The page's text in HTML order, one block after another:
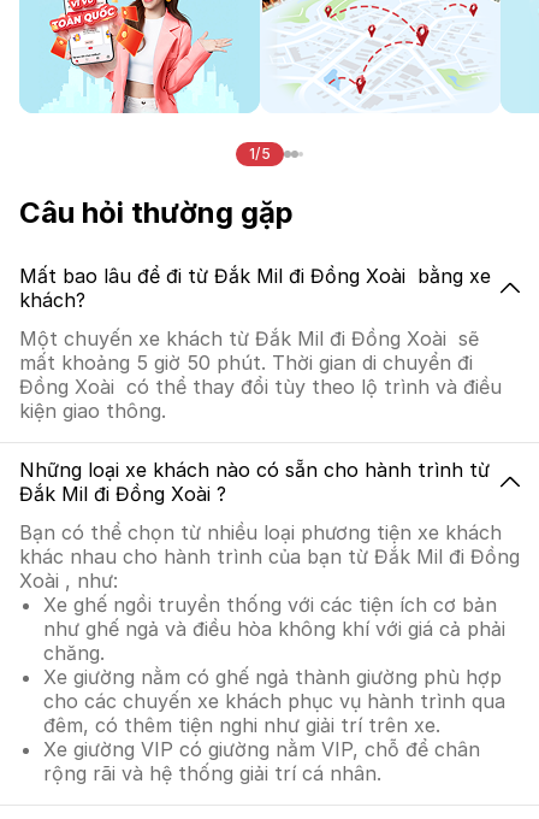
1/5
Câu hỏi thường gặp
Mất bao lâu để đi từ Đắk Mil đi Đồng Xoài bằng xe
khách?
Một chuyến xe khách từ Đắk Mil đi Đồng Xoài sẽ
mất khoảng 5 giờ 50 phút. Thời gian di chuyển đi
Đồng Xoài có thể thay đổi tùy theo lộ trình và điều
kiện giao thông.
Những loại xe khách nào có sẵn cho hành trình từ
Đắk Mil đi Đồng Xoài ?
Bạn có thể chọn từ nhiều loại phương tiện xe khách
khác nhau cho hành trình của bạn từ Đắk Mil đi Đồng
Xoài , như:
Xe ghế ngồi truyền thống với các tiện ích cơ bản
như ghế ngả và điều hòa không khí với giá cả phải
chăng.
Xe giường nằm có ghế ngả thành giường phù hợp
cho các chuyến xe khách phục vụ hành trình qua
đêm, có thêm tiện nghi như giải trí trên xe.
Xe giường VIP có giường nằm VIP, chỗ để chân
rộng rãi và hệ thống giải trí cá nhân.